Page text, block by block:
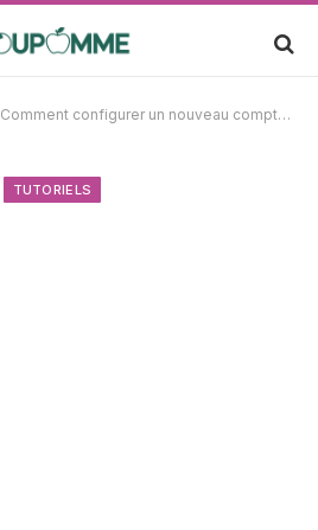
Comment configurer un nouveau compte utilisateur sur Mac OS X : tutoriel pas à pas
TUTORIELS